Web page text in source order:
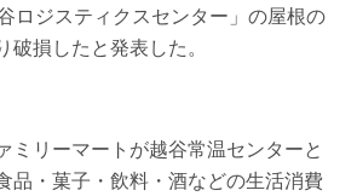
ロジスティクスセンター」の屋根の
損したと発表した。
ミリーマートが越谷常温センターと
品・菓子・飲料・酒などの生活消費